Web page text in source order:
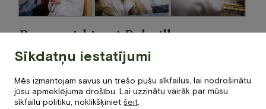
Romantiski rīti Baltvillā
Turpiniet svētkus arī nedēļas nogalē –
piedāvājam romantiskas viesnīcas brokastis
bagātīgs brokastu galds mierīgā atmosfērā
Sīkdatņu iestatījumi
Mēs izmantojam savus un trešo pušu sīkfailus, lai nodrošinātu
jūsu apmeklējuma drošību. Lai uzzinātu vairāk par mūsu
sīkfailu politiku, noklikšķiniet šeit